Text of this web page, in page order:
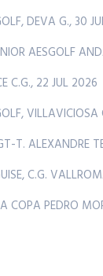
DEVA G., 30
AESGOLF
C.G., 22 JUL 2026
T. ALEXANDRE
C.G.
COPA PEDRO